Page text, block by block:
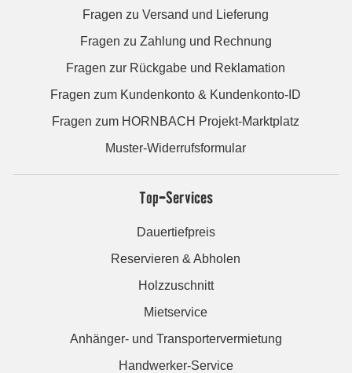
Fragen zu Versand und Lieferung
Fragen zu Zahlung und Rechnung
Fragen zur Rückgabe und Reklamation
Fragen zum Kundenkonto & Kundenkonto-ID
Fragen zum HORNBACH Projekt-Marktplatz
Muster-Widerrufsformular
Top-Services
Dauertiefpreis
Reservieren & Abholen
Holzzuschnitt
Mietservice
Anhänger- und Transportervermietung
Handwerker-Service